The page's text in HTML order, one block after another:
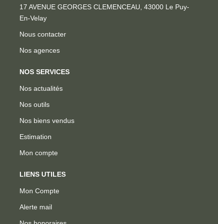
17 AVENUE GEORGES CLEMENCEAU, 43000 Le Puy-
En-Velay
Nous contacter
Nos agences
NOS SERVICES
Nos actualités
Nos outils
Nos biens vendus
Estimation
Mon compte
LIENS UTILES
Mon Compte
Alerte mail